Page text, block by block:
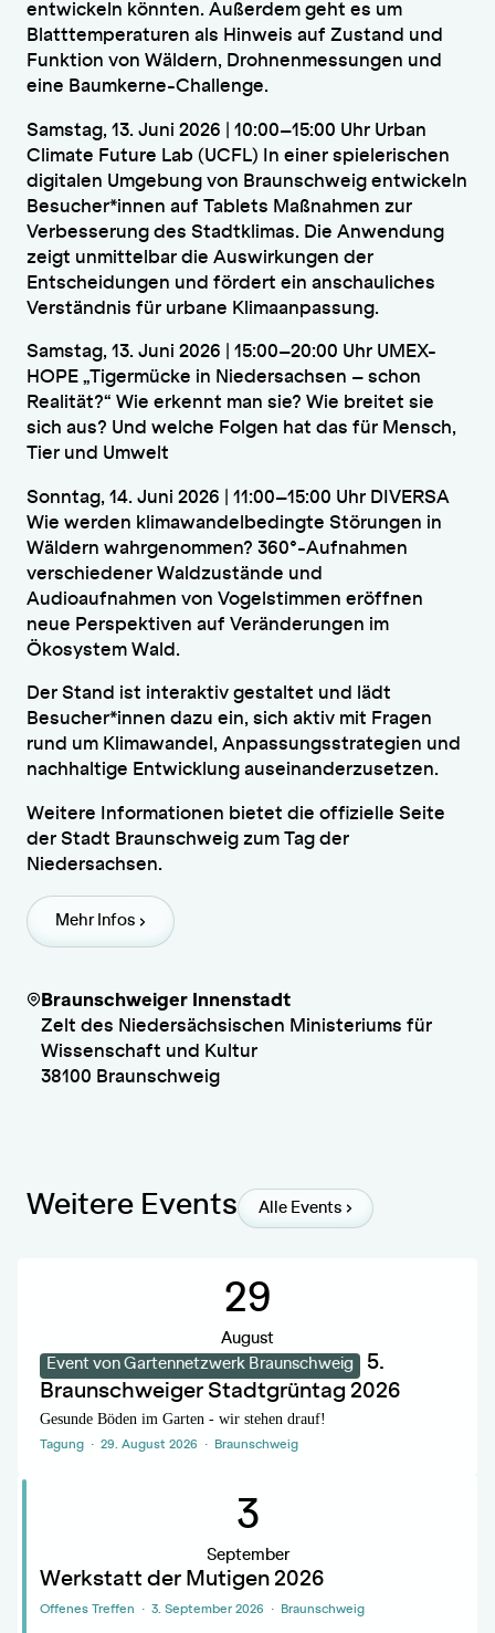
entwickeln könnten. Außerdem geht es um
Blatttemperaturen als Hinweis auf Zustand und
Funktion von Wäldern, Drohnenmessungen und
eine Baumkerne-Challenge.
Samstag, 13. Juni 2026 | 10:00–15:00 Uhr Urban
Climate Future Lab (UCFL) In einer spielerischen
digitalen Umgebung von Braunschweig entwickeln
Besucher*innen auf Tablets Maßnahmen zur
Verbesserung des Stadtklimas. Die Anwendung
zeigt unmittelbar die Auswirkungen der
Entscheidungen und fördert ein anschauliches
Verständnis für urbane Klimaanpassung.
Samstag, 13. Juni 2026 | 15:00–20:00 Uhr UMEX-
HOPE „Tigermücke in Niedersachsen – schon
Realität?“ Wie erkennt man sie? Wie breitet sie
sich aus? Und welche Folgen hat das für Mensch,
Tier und Umwelt
Sonntag, 14. Juni 2026 | 11:00–15:00 Uhr DIVERSA
Wie werden klimawandelbedingte Störungen in
Wäldern wahrgenommen? 360°-Aufnahmen
verschiedener Waldzustände und
Audioaufnahmen von Vogelstimmen eröffnen
neue Perspektiven auf Veränderungen im
Ökosystem Wald.
Der Stand ist interaktiv gestaltet und lädt
Besucher*innen dazu ein, sich aktiv mit Fragen
rund um Klimawandel, Anpassungsstrategien und
nachhaltige Entwicklung auseinanderzusetzen.
Weitere Informationen bietet die offizielle Seite
der Stadt Braunschweig zum Tag der
Niedersachsen.
Mehr Infos
Braunschweiger Innenstadt
Zelt des Niedersächsischen Ministeriums für
Wissenschaft und Kultur
38100 Braunschweig
Weitere Events Alle Events
29
August
Event von Gartennetzwerk Braunschweig
5.
Braunschweiger Stadtgrüntag 2026
Gesunde Böden im Garten - wir stehen drauf!
Tagung · 29. August 2026 · Braunschweig
3.
September
Werkstatt der Mutigen 2026
Offenes Treffen · 3. September 2026 · Braunschweig